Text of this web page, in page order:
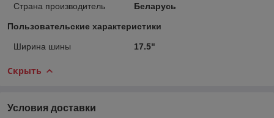
Страна производитель
Беларусь
Пользовательские характеристики
Ширина шины 17.5"
Скрыть
Условия доставки